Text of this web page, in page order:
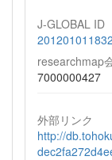
J-GLOBAL ID
researchmap
7000000427
外部リンク
http://